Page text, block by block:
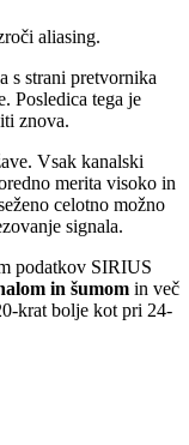
aliasing.
s strani pretvornika
Posledica tega je
znova.
Vsak kanalski
merita visoko in
celotno možno
signala.
podatkov SIRIUS
in šumom in več
krat bolje kot pri 24-